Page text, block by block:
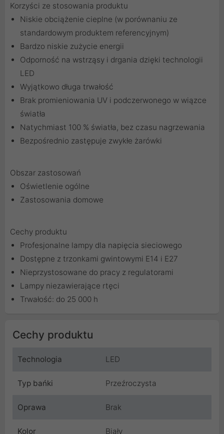
Korzyści ze stosowania produktu
Niskie obciążenie cieplne (w porównaniu ze
standardowym produktem referencyjnym)
Bardzo niskie zużycie energii
Odporność na wstrząsy i drgania dzięki technologii
LED
Wyjątkowo długa trwałość
Brak promieniowania UV i podczerwonego w wiązce
światła
Natychmiast 100 % światła, bez czasu nagrzewania
Bezpośrednio zastępuje zwykłe żarówki
Obszar zastosowań
Oświetlenie ogólne
Zastosowania domowe
Cechy produktu
Profesjonalne lampy dla napięcia sieciowego
Dostępne z trzonkami gwintowymi E14 i E27
Nieprzystosowane do pracy z regulatorami
Lampy niezawierające rtęci
Trwałość: do 25 000 h
Cechy produktu
Technologia LED
Typ bańki Przeźroczysta
Oprawa Brak
Kolor Biały